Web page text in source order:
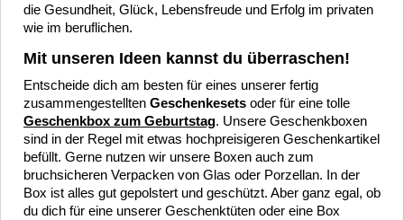
die Gesundheit, Glück, Lebensfreude und Erfolg im privaten
wie im beruflichen.
Mit unseren Ideen kannst du überraschen!
Entscheide dich am besten für eines unserer fertig
zusammengestellten Geschenkesets oder für eine tolle
Geschenkbox zum Geburtstag. Unsere Geschenkboxen
sind in der Regel mit etwas hochpreisigeren Geschenkartikel
befüllt. Gerne nutzen wir unsere Boxen auch zum
bruchsicheren Verpacken von Glas oder Porzellan. In der
Box ist alles gut gepolstert und geschützt. Aber ganz egal, ob
du dich für eine unserer Geschenktüten oder eine Box